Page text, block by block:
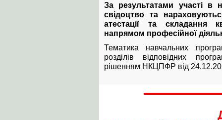
За результатами участі в
свідоцтво та
атестації та складання
напрямом професійної
Тематика навчальних
розділів відповідних
рішенням НКЦПФР від